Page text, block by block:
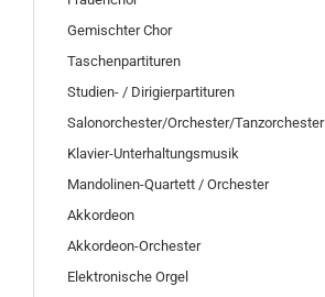
Gemischter Chor
Taschenpartituren
Studien- / Dirigierpartituren
Salonorchester/Orchester/Tanzorchester
Klavier-Unterhaltungsmusik
Mandolinen-Quartett / Orchester
Akkordeon
Akkordeon-Orchester
Elektronische Orgel